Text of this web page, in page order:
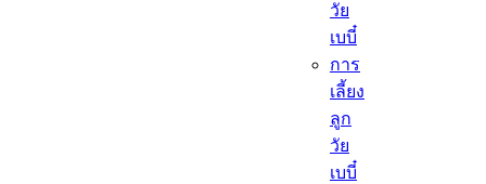
วัย
เบบี๋
การ
เลี้ยง
ลูก
วัย
เบบี๋